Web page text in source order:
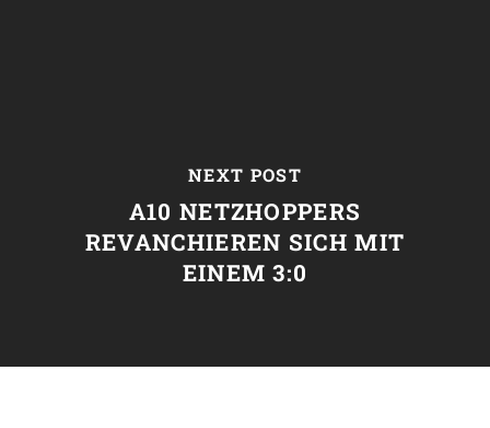
NEXT POST
A10 NETZHOPPERS
REVANCHIEREN SICH MIT
EINEM 3:0